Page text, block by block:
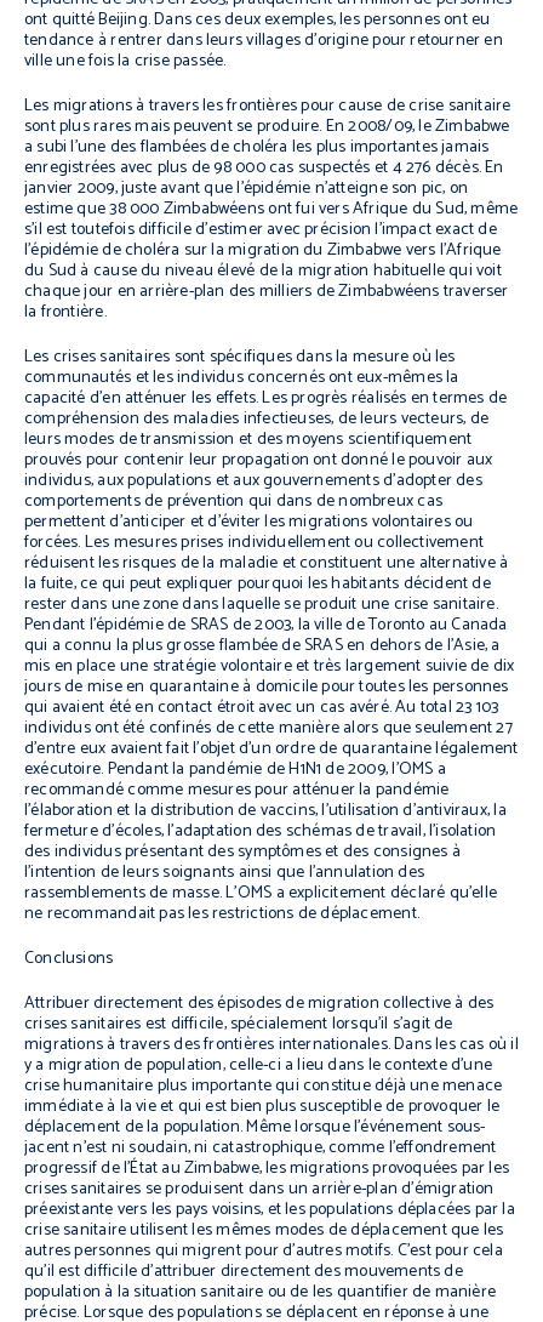
ont quitté Beijing. Dans ces deux exemples, les personnes ont eu
tendance à rentrer dans leurs villages d’origine pour retourner en
ville une fois la crise passée.
Les migrations à travers les frontières pour cause de crise sanitaire
sont plus rares mais peuvent se produire. En 2008/09, le Zimbabwe
a subi l’une des flambées de choléra les plus importantes jamais
enregistrées avec plus de 98 000 cas suspectés et 4 276 décès. En
janvier 2009, juste avant que l’épidémie n’atteigne son pic, on
estime que 38 000 Zimbabwéens ont fui vers Afrique du Sud, même
s’il est toutefois difficile d’estimer avec précision l’impact exact de
l’épidémie de choléra sur la migration du Zimbabwe vers l’Afrique
du Sud à cause du niveau élevé de la migration habituelle qui voit
chaque jour en arrière-plan des milliers de Zimbabwéens traverser
la frontière.
Les crises sanitaires sont spécifiques dans la mesure où les
communautés et les individus concernés ont eux-mêmes la
capacité d’en atténuer les effets. Les progrès réalisés en termes de
compréhension des maladies infectieuses, de leurs vecteurs, de
leurs modes de transmission et des moyens scientifiquement
prouvés pour contenir leur propagation ont donné le pouvoir aux
individus, aux populations et aux gouvernements d’adopter des
comportements de prévention qui dans de nombreux cas
permettent d’anticiper et d’éviter les migrations volontaires ou
forcées. Les mesures prises individuellement ou collectivement
réduisent les risques de la maladie et constituent une alternative à
la fuite, ce qui peut expliquer pourquoi les habitants décident de
rester dans une zone dans laquelle se produit une crise sanitaire.
Pendant l’épidémie de SRAS de 2003, la ville de Toronto au Canada
qui a connu la plus grosse flambée de SRAS en dehors de l’Asie, a
mis en place une stratégie volontaire et très largement suivie de dix
jours de mise en quarantaine à domicile pour toutes les personnes
qui avaient été en contact étroit avec un cas avéré. Au total 23 103
individus ont été confinés de cette manière alors que seulement 27
d’entre eux avaient fait l’objet d’un ordre de quarantaine légalement
exécutoire. Pendant la pandémie de H1N1 de 2009, l’OMS a
recommandé comme mesures pour atténuer la pandémie
l’élaboration et la distribution de vaccins, l’utilisation d’antiviraux, la
fermeture d’écoles, l’adaptation des schémas de travail, l’isolation
des individus présentant des symptômes et des consignes à
l’intention de leurs soignants ainsi que l’annulation des
rassemblements de masse. L’OMS a explicitement déclaré qu’elle
ne recommandait pas les restrictions de déplacement.
Conclusions
Attribuer directement des épisodes de migration collective à des
crises sanitaires est difficile, spécialement lorsqu’il s’agit de
migrations à travers des frontières internationales. Dans les cas où il
y a migration de population, celle-ci a lieu dans le contexte d’une
crise humanitaire plus importante qui constitue déjà une menace
immédiate à la vie et qui est bien plus susceptible de provoquer le
déplacement de la population. Même lorsque l’événement sous-
jacent n’est ni soudain, ni catastrophique, comme l’effondrement
progressif de l’État au Zimbabwe, les migrations provoquées par les
crises sanitaires se produisent dans un arrière-plan d’émigration
préexistante vers les pays voisins, et les populations déplacées par la
crise sanitaire utilisent les mêmes modes de déplacement que les
autres personnes qui migrent pour d’autres motifs. C’est pour cela
qu’il est difficile d’attribuer directement des mouvements de
population à la situation sanitaire ou de les quantifier de manière
précise. Lorsque des populations se déplacent en réponse à une